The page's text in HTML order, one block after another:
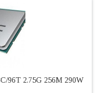
96T 2.75G 256M 290W